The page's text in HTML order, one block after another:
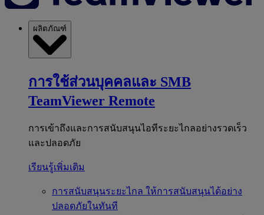
ผลิตภัณฑ์
การใช้ส่วนบุคคลและ SMB
TeamViewer Remote
การเข้าถึงและการสนับสนุนไอทีระยะไกลอย่างรวดเร็ว
และปลอดภัย
เรียนรู้เพิ่มเติม
การสนับสนุนระยะไกล ให้การสนับสนุนได้อย่าง
ปลอดภัยในทันที